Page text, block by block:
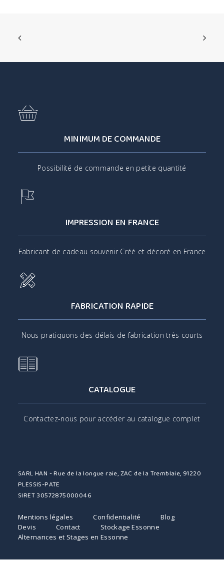
MINIMUM DE COMMANDE
Possibilité de commande en petite quantité
IMPRESSION EN FRANCE
Fabricant de cadeau souvenir Créé et décoré en France
FABRICATION RAPIDE
Nous pratiquons des délais de fabrication très courts
CATALOGUE
Contactez-nous pour accéder au catalogue complet
SARL HAN - Rue de la longue raie, ZAC de la Tremblaie, 91220
PLESSIS-PATE
SIRET 30572875000046
Mentions légales Confidentialité
Blog
Devis
Contact
Stockage Essonne
Alternances et Stages en Essonne